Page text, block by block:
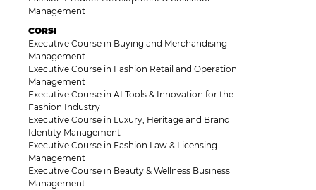
Management
CORSI
Executive Course in Buying and Merchandising
Management
Executive Course in Fashion Retail and Operation
Management
Executive Course in AI Tools & Innovation for the
Fashion Industry
Executive Course in Luxury, Heritage and Brand
Identity Management
Executive Course in Fashion Law & Licensing
Management
Executive Course in Beauty & Wellness Business
Management